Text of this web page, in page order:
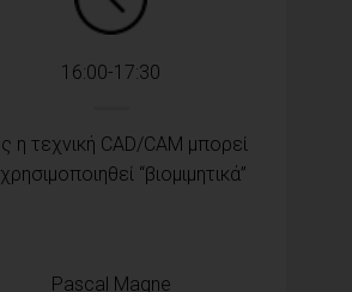
16:00-17:30
η τεχνική CAD/CAM μπορεί
“βιομιμητικά”
Pascal Magne